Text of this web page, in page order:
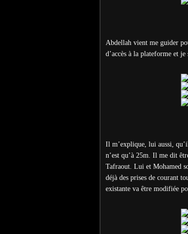
Abdellah vient me guider
d’accès à la plateforme et
Il m’explique, lui aussi,
n’est qu’à 25m. Il me dit
Tafraout. Lui et Mohamed
déjà des prises de courant
existante va être modifiée